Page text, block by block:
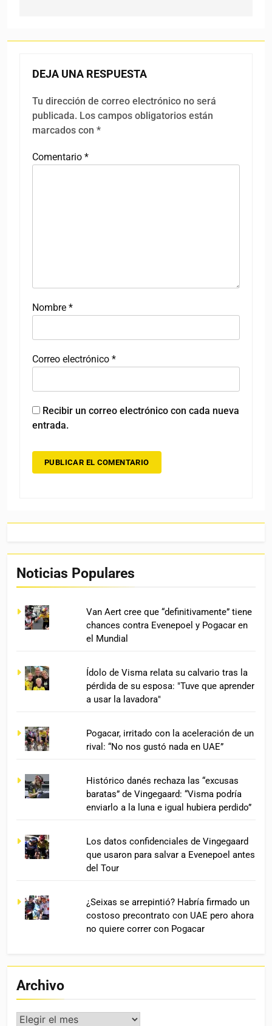
DEJA UNA RESPUESTA
Tu dirección de correo electrónico no será
publicada. Los campos obligatorios están
marcados con *
Comentario *
Nombre *
Correo electrónico *
Recibir un correo electrónico con cada nueva
entrada.
Noticias Populares
Van Aert cree que “definitivamente” tiene
chances contra Evenepoel y Pogacar en
el Mundial
Ídolo de Visma relata su calvario tras la
pérdida de su esposa: "Tuve que aprender
a usar la lavadora"
Pogacar, irritado con la aceleración de un
rival: “No nos gustó nada en UAE”
Histórico danés rechaza las “excusas
baratas” de Vingegaard: “Visma podría
enviarlo a la luna e igual hubiera perdido”
Los datos confidenciales de Vingegaard
que usaron para salvar a Evenepoel antes
del Tour
¿Seixas se arrepintió? Habría firmado un
costoso precontrato con UAE pero ahora
no quiere correr con Pogacar
Archivo
Archivo